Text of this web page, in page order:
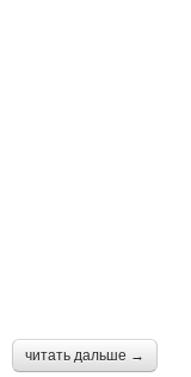
читать дальше →